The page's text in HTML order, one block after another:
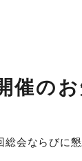
催の
会ならびに